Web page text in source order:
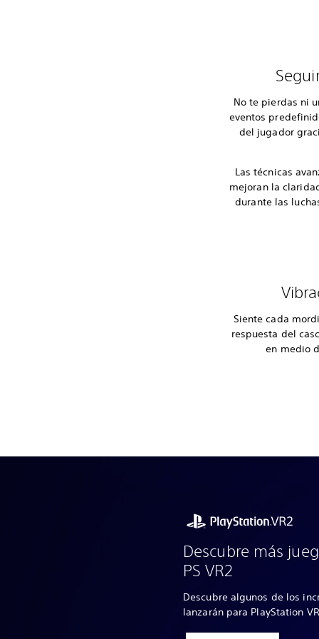
No te pierdas ni
eventos
del jugador
Las técnicas
mejoran la
durante las
Siente cada
respuesta del
en medio
Descubre más
PS VR2
Descubre algunos de los
lanzarán para PlayStation